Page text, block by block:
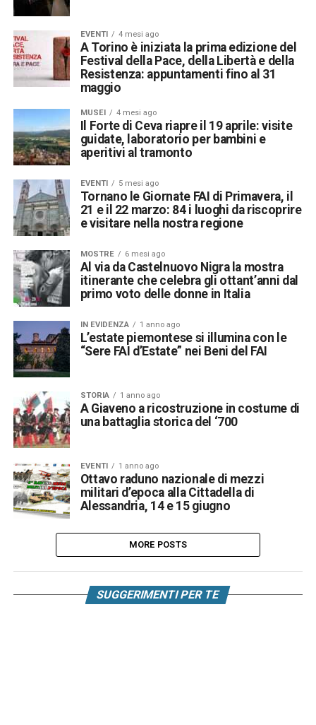
EVENTI 4 mesi ago
A Torino è iniziata la prima edizione del
Festival della Pace, della Libertà e della
Resistenza: appuntamenti fino al 31
maggio
MUSEI 4 mesi ago
Il Forte di Ceva riapre il 19 aprile: visite
guidate, laboratorio per bambini e
aperitivi al tramonto
EVENTI 5 mesi ago
Tornano le Giornate FAI di Primavera, il
21 e il 22 marzo: 84 i luoghi da riscoprire
e visitare nella nostra regione
MOSTRE 6 mesi ago
Al via da Castelnuovo Nigra la mostra
itinerante che celebra gli ottant’anni dal
primo voto delle donne in Italia
IN EVIDENZA 1 anno ago
L’estate piemontese si illumina con le
“Sere FAI d’Estate” nei Beni del FAI
STORIA 1 anno ago
A Giaveno a ricostruzione in costume di
una battaglia storica del ‘700
EVENTI 1 anno ago
Ottavo raduno nazionale di mezzi
militari d’epoca alla Cittadella di
Alessandria, 14 e 15 giugno
MORE POSTS
SUGGERIMENTI PER TE